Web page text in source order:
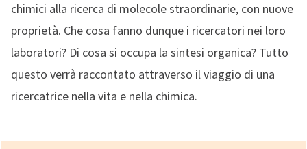
chimici alla ricerca di molecole straordinarie, con nuove
proprietà. Che cosa fanno dunque i ricercatori nei loro
laboratori? Di cosa si occupa la sintesi organica? Tutto
questo verrà raccontato attraverso il viaggio di una
ricercatrice nella vita e nella chimica.